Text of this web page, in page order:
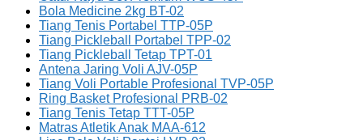
Bola Medicine 2kg BT-02
Tiang Tenis Portabel TTP-05P
Tiang Pickleball Portabel TPP-02
Tiang Pickleball Tetap TPT-01
Antena Jaring Voli AJV-05P
Tiang Voli Portable Profesional TVP-05P
Ring Basket Profesional PRB-02
Tiang Tenis Tetap TTT-05P
Matras Atletik Anak MAA-612